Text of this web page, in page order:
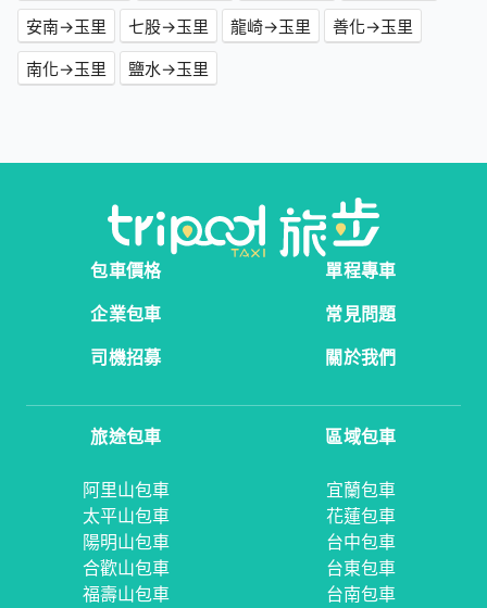
安南→玉里
七股→玉里 龍崎→玉里
善化→玉里
南化→玉里
鹽水→玉里
包車價格
單程專車
企業包車
常見問題
司機招募
關於我們
旅途包車
阿里山包車
太平山包車
陽明山包車
合歡山包車
福壽山包車
區域包車
宜蘭包車
花蓮包車
台中包車
台東包車
台南包車